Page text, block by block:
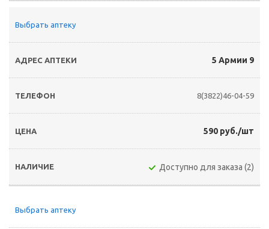
Выбрать аптеку
5 Армии 9
8(3822)46-04-59
590 руб./шт
Доступно для заказа (2)
Выбрать аптеку